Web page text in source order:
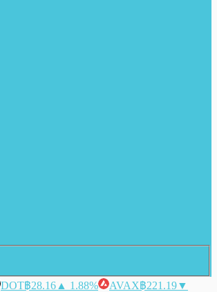
DOT฿28.16 ▲ 1.88% AVAX฿221.19▼